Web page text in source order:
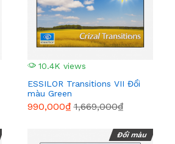
10.4K views
ESSILOR Transitions VII Đổi
màu Green
990,000₫1,669,000₫
Đổi màu